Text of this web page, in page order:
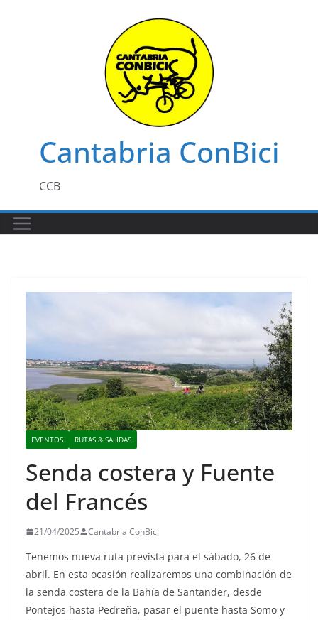
Cantabria ConBici
CCB
EVENTOS RUTAS & SALIDAS
Senda costera y Fuente
del Francés
21/04/2025 Cantabria ConBici
Tenemos nueva ruta prevista para el sábado, 26 de
abril. En esta ocasión realizaremos una combinación de
la senda costera de la Bahía de Santander, desde
Pontejos hasta Pedreña, pasar el puente hasta Somo y